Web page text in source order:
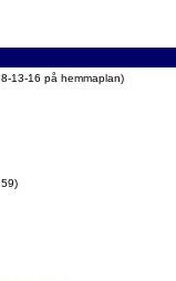
13-16 på hemmaplan)